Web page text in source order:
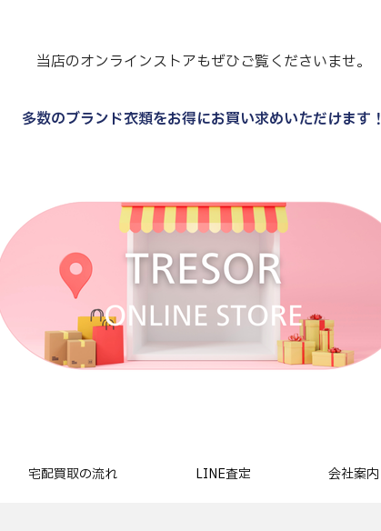
当店のオンラインストアもぜひご覧くださいませ。
多数のブランド衣類をお得にお買い求めいただけます！
宅配買取の流れ LINE査定 会社案内